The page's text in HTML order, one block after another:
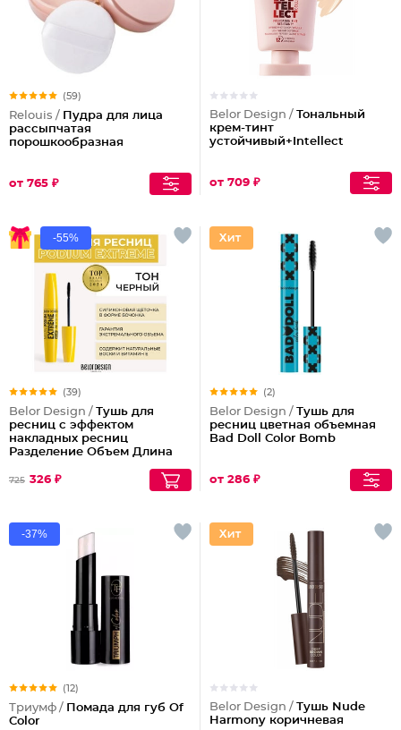
(59)
Relouis / Пудра для лица
рассыпчатая
порошкообразная
от 765 ₽
Belor Design / Тональный
крем-тинт
устойчивый+Intellect
от 709 ₽
-55%
(39)
Belor Design / Тушь для
ресниц с эффектом
накладных ресниц
Разделение Объем Длина
725 326 ₽
(2)
Belor Design / Тушь для
ресниц цветная объемная
Bad Doll Color Bomb
от 286 ₽
-37%
(12)
Триумф / Помада для губ Of
Color
Belor Design / Тушь Nude
Harmony коричневая